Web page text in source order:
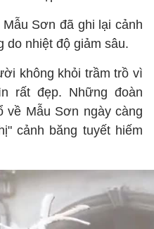
Sơn đã ghi lại cảnh
do nhiệt độ giảm sâu.
không khỏi trầm trồ vì
rất đẹp. Những đoàn
về Mẫu Sơn ngày càng
cảnh băng tuyết hiếm